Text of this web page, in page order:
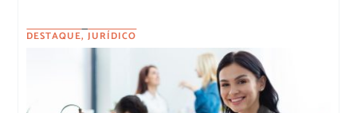
DESTAQUE,JURÍDICO